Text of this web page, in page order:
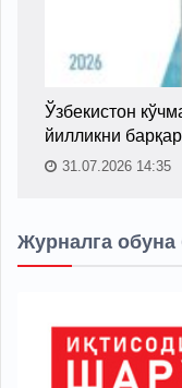
Ўзбекистон
йилликни
31.07.2026 14:35
Журналга